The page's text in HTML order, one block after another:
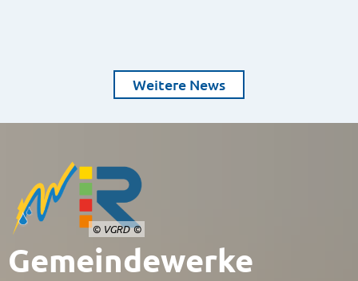
Weitere News
© VGRD
Gemeindewerke